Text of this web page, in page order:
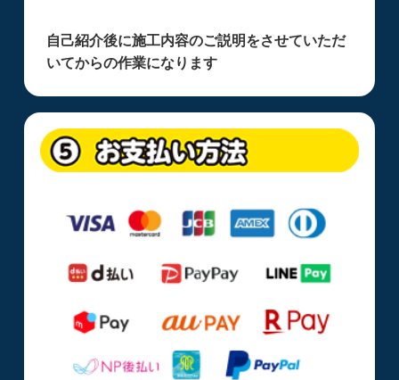
自己紹介後に施工内容のご説明をさせていただ
いてからの作業になります